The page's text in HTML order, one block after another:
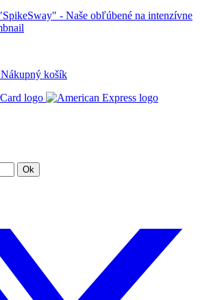
Nákupný košík
Ok